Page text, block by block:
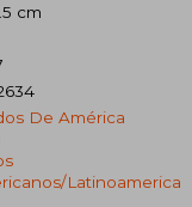
cm
De América